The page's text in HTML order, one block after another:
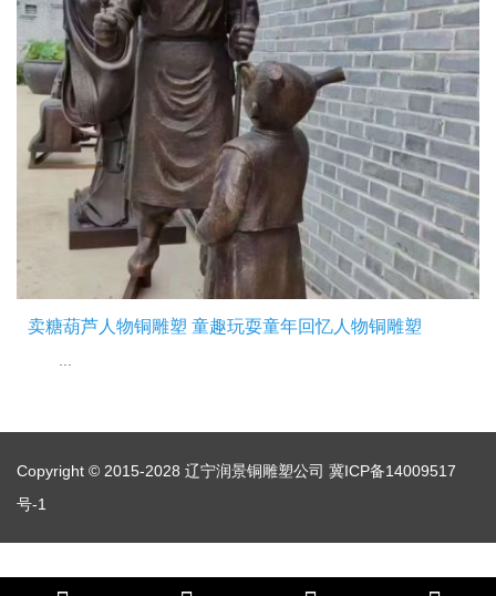
卖糖葫芦人物铜雕塑 童趣玩耍童年回忆人物铜雕塑
Copyright © 2015-2028 辽宁润景铜雕塑公司 冀ICP备14009517
号-1